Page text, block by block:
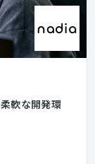
軟な開発環